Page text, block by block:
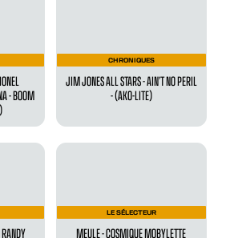
- BOOM
CHRONIQUES
JIM JONES ALL STARS - AIN’T NO PERIL
- (AKO-LITE)
LE SÉLECTEUR
MEULE - COSMIQUE MOBYLETTE